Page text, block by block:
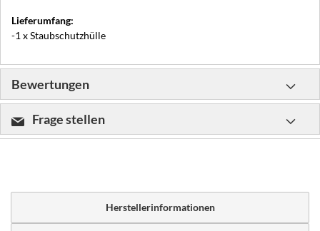
Lieferumfang:
-1 x Staubschutzhülle
Bewertungen
Frage stellen
Herstellerinformationen